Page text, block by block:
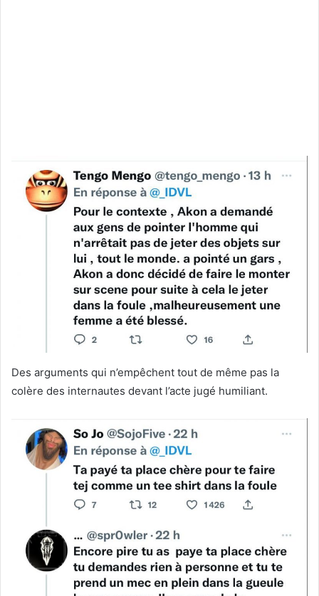
Des arguments qui n’empêchent tout de même pas la
colère des internautes devant l’acte jugé humiliant.